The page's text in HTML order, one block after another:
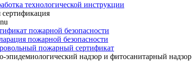
технологической инструкции
пожарной безопасности
пожарной безопасности
пожарный сертификат
эпидемиологический надзор и фитосанитарный надзор